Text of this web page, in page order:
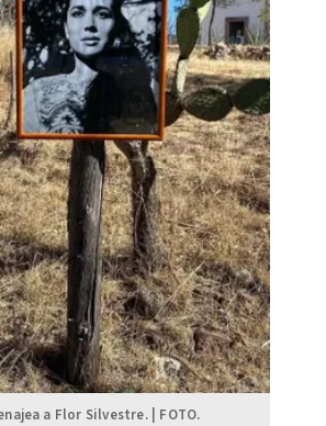
a Flor Silvestre. | FOTO.